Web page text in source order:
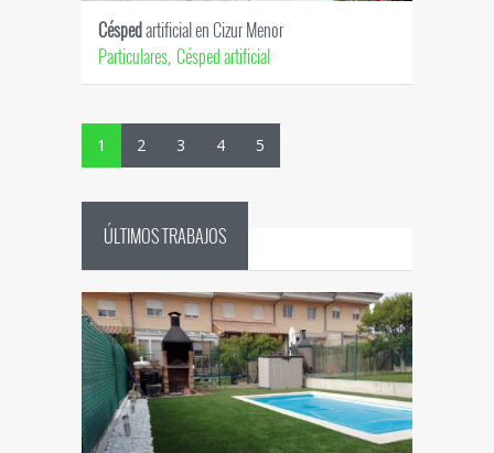
Céspedartificial en Cizur Menor
Particulares, Césped artificial
1 2 3 4 5
ÚLTIMOS TRABAJOS